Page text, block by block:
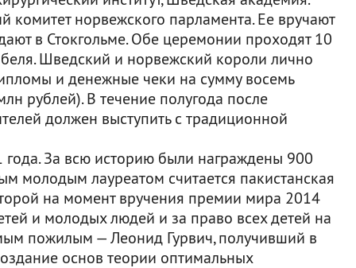
норвежского парламента. Ее вручают
в Стокгольме. Обе церемонии проходят 10
Шведский и норвежский короли лично
и денежные чеки на сумму восемь
рублей). В течение полугода после
должен выступить с традиционной
года. За всю историю были награждены 900
молодым лауреатом считается пакистанская
на момент вручения премии мира 2014
и молодых людей и за право всех детей на
пожилым — Леонид Гурвич, получивший в
основ теории оптимальных